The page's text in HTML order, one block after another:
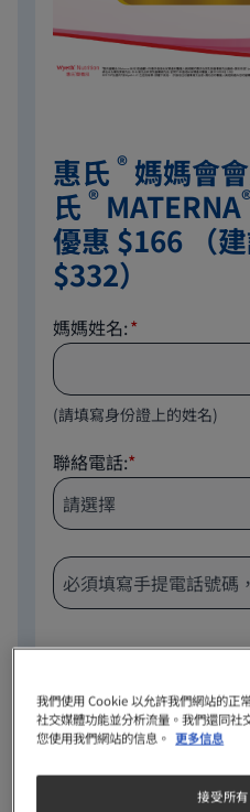
惠氏 ® 媽媽會
氏 ® MATERNA
優惠 $166 （
$332）
媽媽姓名:
(請填寫身份證上的姓名)
聯絡電話:*
電話位置
電話
住宅/送貨地址:
我們使用 Cookie 以允許我們網站的正
社交媒體功能並分析流量。我們還同社
您使用我們網站的信息。 更多信息
接受所